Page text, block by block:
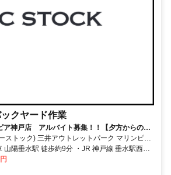
クヤード作業
神戸店 アルバイト募集！！【夕方からの短
業の後に働ける！夕方〜夜シフトのアルバイト
ストック) 三井アウトレットパーク マリンピア